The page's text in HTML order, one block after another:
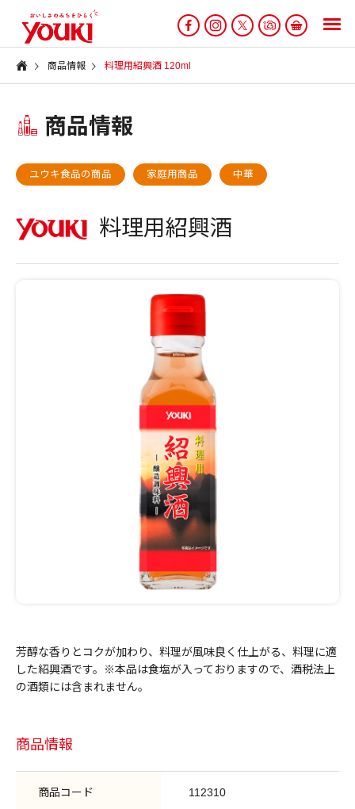
商品情報 料理用紹興酒 120ml
商品情報
ユウキ食品の商品 家庭用商品 中華
料理用紹興酒
芳醇な香りとコクが加わり、料理が風味良く仕上がる、料理に適
した紹興酒です。※本品は食塩が入っておりますので、酒税法上
の酒類には含まれません。
商品情報
商品コード 112310